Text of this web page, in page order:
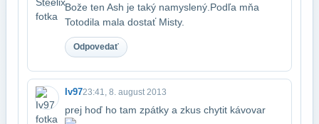
Bože ten Ash je taký namyslený.Podľa mňa
Totodila mala dostať Misty.
Odpovedať
Iv9723:41, 8. august 2013
prej hoď ho tam zpátky a zkus chytit kávovar